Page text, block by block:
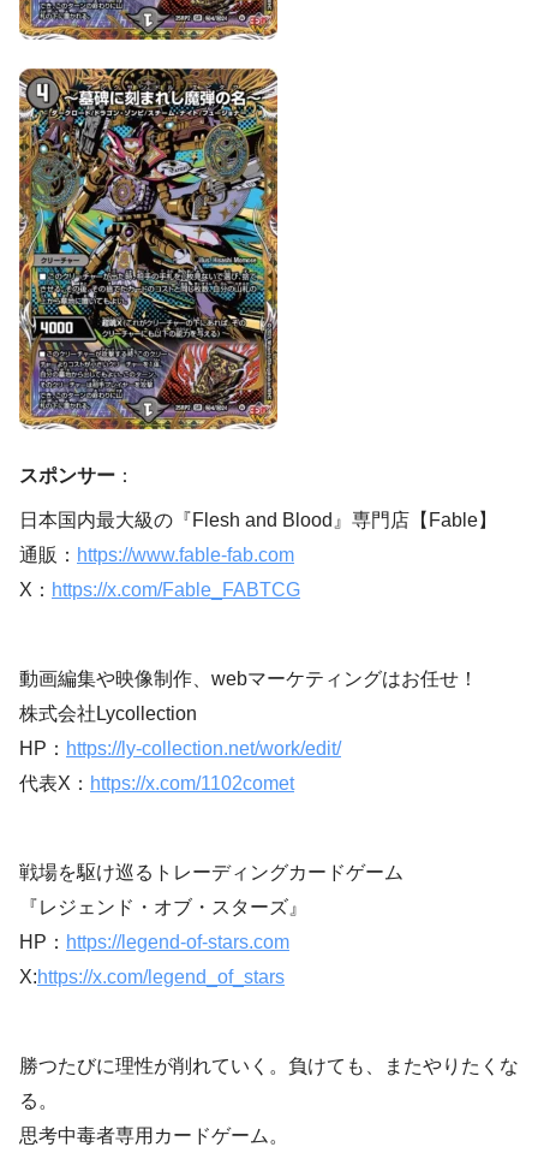
スポンサー ：
日本国内最大級の『Flesh and Blood』専門店【Fable】
通販： https://www.fable-fab.com
X： https://x.com/Fable_FABTCG
動画編集や映像制作、webマーケティングはお任せ！
株式会社Lycollection
HP： https://ly-collection.net/work/edit/
代表X： https://x.com/1102comet
戦場を駆け巡るトレーディングカードゲーム
『レジェンド・オブ・スターズ』
HP： https://legend-of-stars.com
X:https://x.com/legend_of_stars
勝つたびに理性が削れていく。負けても、またやりたくな
る。
思考中毒者専用カードゲーム。